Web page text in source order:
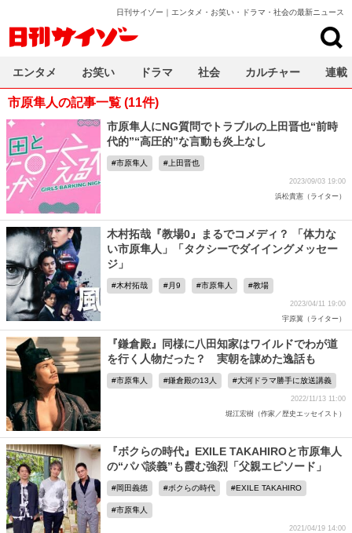
日刊サイゾー｜エンタメ・お笑い・ドラマ・社会の最新ニュース
市原隼人の記事一覧 (11件)
市原隼人にNG質問でトラブルの上田晋也“前時
代的”“高圧的”な言動も炎上なし
市原隼人 上田晋也
2023/09/03 19:00
浜松貴憲（ライター）
木村拓哉『教場0』まるでコメディ？ 「体力な
い市原隼人」「タクシーでダイイングメッセー
ジ」
木村拓哉 月9 市原隼人 教場
2023/04/11 19:00
宇原翼（ライター）
『鎌倉殿』同様に八田知家はワイルドでわが道
を行く人物だった？ 実朝を諌めた逸話も
市原隼人 鎌倉殿の13人 大河ドラマ勝手に放送講義
2022/11/13 11:00
堀江宏樹（作家／歴史エッセイスト）
『ボクらの時代』EXILE TAKAHIROと市原隼人
の“パパ談義”も霞む強烈「父親エピソード」
岡田義徳 ボクらの時代 EXILE TAKAHIRO
市原隼人
2021/04/19 14:00
エンタメ お笑い ドラマ 社会 カルチャー 連載